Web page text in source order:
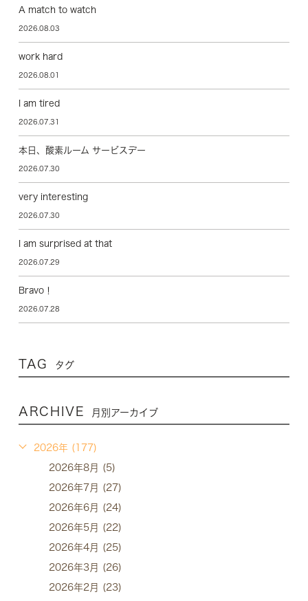
A match to watch
2026.08.03
work hard
2026.08.01
I am tired
2026.07.31
本日、酸素ルーム サービスデー
2026.07.30
very interesting
2026.07.30
I am surprised at that
2026.07.29
Bravo！
2026.07.28
TAG タグ
ARCHIVE 月別アーカイブ
2026年 (177)
2026年8月 (5)
2026年7月 (27)
2026年6月 (24)
2026年5月 (22)
2026年4月 (25)
2026年3月 (26)
2026年2月 (23)